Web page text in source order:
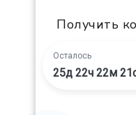
Получить
Осталось
25д 22ч 22м